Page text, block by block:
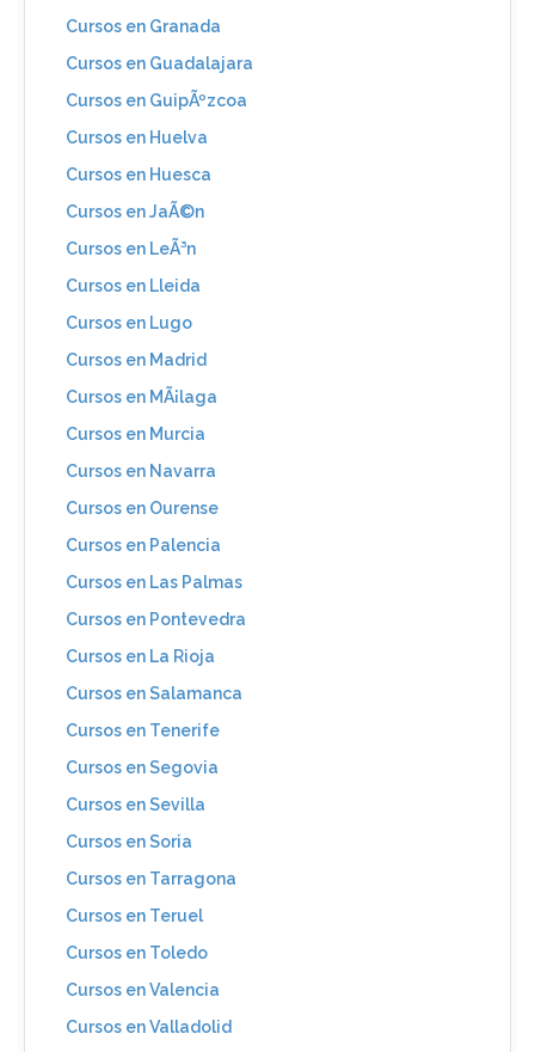
Cursos en Granada
Cursos en Guadalajara
Cursos en GuipÃºzcoa
Cursos en Huelva
Cursos en Huesca
Cursos en JaÃ©n
Cursos en LeÃ³n
Cursos en Lleida
Cursos en Lugo
Cursos en Madrid
Cursos en MÃ¡laga
Cursos en Murcia
Cursos en Navarra
Cursos en Ourense
Cursos en Palencia
Cursos en Las Palmas
Cursos en Pontevedra
Cursos en La Rioja
Cursos en Salamanca
Cursos en Tenerife
Cursos en Segovia
Cursos en Sevilla
Cursos en Soria
Cursos en Tarragona
Cursos en Teruel
Cursos en Toledo
Cursos en Valencia
Cursos en Valladolid